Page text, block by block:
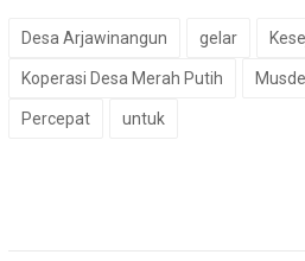
Desa Arjawinangun gelar
Koperasi Desa Merah Putih
Percepat untuk